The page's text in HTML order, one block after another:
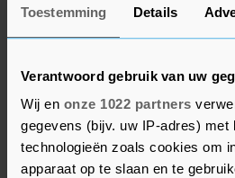
Toestemming Details
Verantwoord gebruik van uw
Wij en onze 1022 partners
gegevens (bijv. uw IP-adres) met
technologieën zoals cookies om
apparaat op te slaan en te
de GGD en alle Amsterdamse
studentenverenigingen,
introductieperiodes voor
Dinsdag zette een vereniging,
kennismakingsperiode stop
coronabesmettingen bij